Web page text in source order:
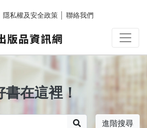
隱私權及安全政策 聯絡我們
在這裡！
進階搜尋